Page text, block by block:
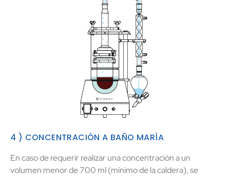
4 ) CONCENTRACIÓN A BAÑO MARÍA
En caso de requerir realizar una concentración a un
volumen menor de 700 ml (mínimo de la caldera), se